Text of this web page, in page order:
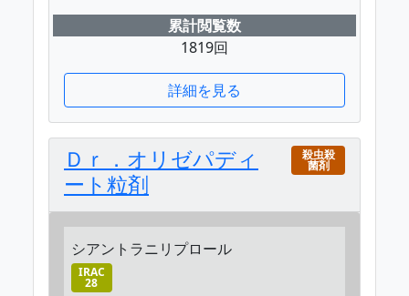
累計閲覧数
1819回
詳細を見る
Ｄｒ．オリゼパディ
ート粒剤
殺虫殺
菌剤
シアントラニリプロール
IRAC
28